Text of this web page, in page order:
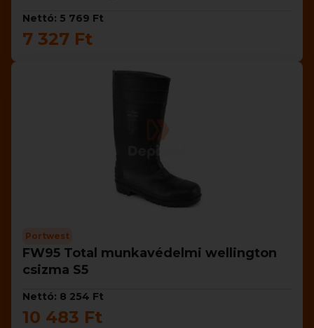
Nettó: 5 769 Ft
7 327 Ft
Portwest
FW95 Total munkavédelmi wellington
csizma S5
Nettó: 8 254 Ft
10 483 Ft